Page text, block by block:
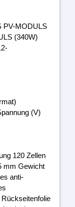
PV-MODULS
(340W)
(V)
120 Zellen
mm Gewicht
anti-